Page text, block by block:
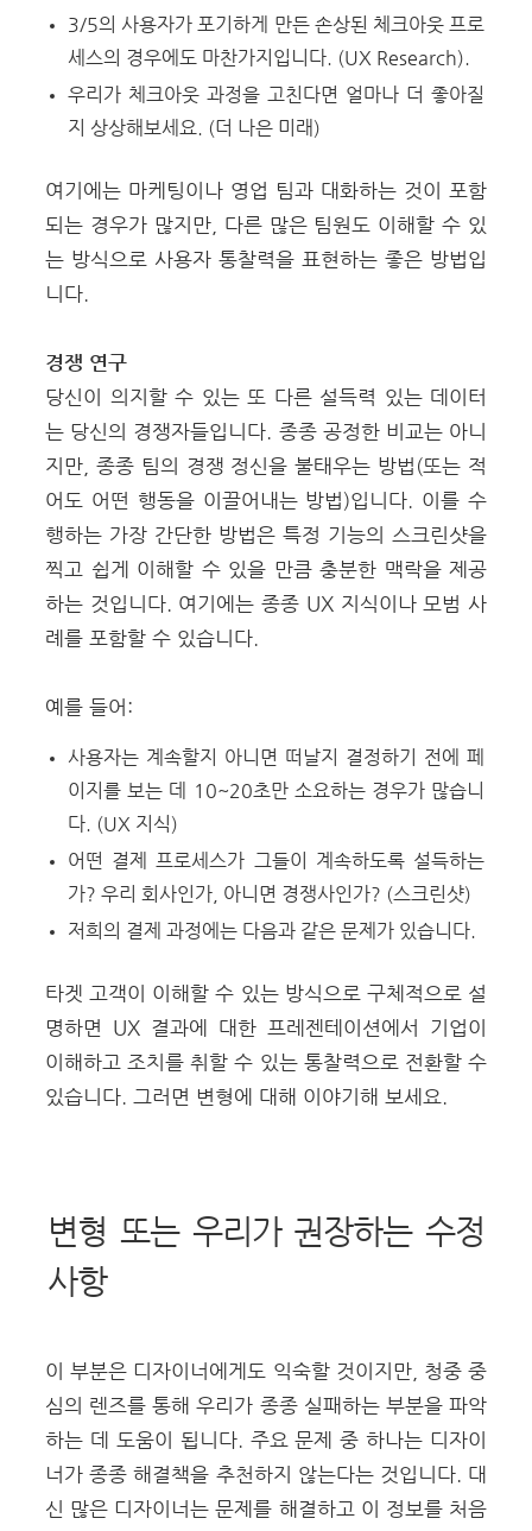
3/5의 사용자가 포기하게 만든 손상된 체크아웃 프로
세스의 경우에도 마찬가지입니다. (UX Research).
우리가 체크아웃 과정을 고친다면 얼마나 더 좋아질
지 상상해보세요. (더 나은 미래)
여기에는 마케팅이나 영업 팀과 대화하는 것이 포함
되는 경우가 많지만, 다른 많은 팀원도 이해할 수 있
는 방식으로 사용자 통찰력을 표현하는 좋은 방법입
니다.
경쟁 연구
당신이 의지할 수 있는 또 다른 설득력 있는 데이터
는 당신의 경쟁자들입니다. 종종 공정한 비교는 아니
지만, 종종 팀의 경쟁 정신을 불태우는 방법(또는 적
어도 어떤 행동을 이끌어내는 방법)입니다. 이를 수
행하는 가장 간단한 방법은 특정 기능의 스크린샷을
찍고 쉽게 이해할 수 있을 만큼 충분한 맥락을 제공
하는 것입니다. 여기에는 종종 UX 지식이나 모범 사
례를 포함할 수 있습니다.
예를 들어:
사용자는 계속할지 아니면 떠날지 결정하기 전에 페
이지를 보는 데 10~20초만 소요하는 경우가 많습니
다. (UX 지식)
어떤 결제 프로세스가 그들이 계속하도록 설득하는
가? 우리 회사인가, 아니면 경쟁사인가? (스크린샷)
저희의 결제 과정에는 다음과 같은 문제가 있습니다.
타겟 고객이 이해할 수 있는 방식으로 구체적으로 설
명하면 UX 결과에 대한 프레젠테이션에서 기업이
이해하고 조치를 취할 수 있는 통찰력으로 전환할 수
있습니다. 그러면 변형에 대해 이야기해 보세요.
변형 또는 우리가 권장하는 수정
사항
이 부분은 디자이너에게도 익숙할 것이지만, 청중 중
심의 렌즈를 통해 우리가 종종 실패하는 부분을 파악
하는 데 도움이 됩니다. 주요 문제 중 하나는 디자이
너가 종종 해결책을 추천하지 않는다는 것입니다. 대
신 많은 디자이너는 문제를 해결하고 이 정보를 처음